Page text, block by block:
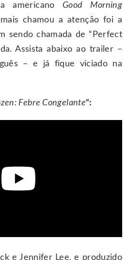
americano Good Morning
chamou a atenção foi a
sendo chamada de “Perfect
Assista abaixo ao trailer –
– e já fique viciado na
Febre Congelante“:
e Jennifer Lee, e produzido